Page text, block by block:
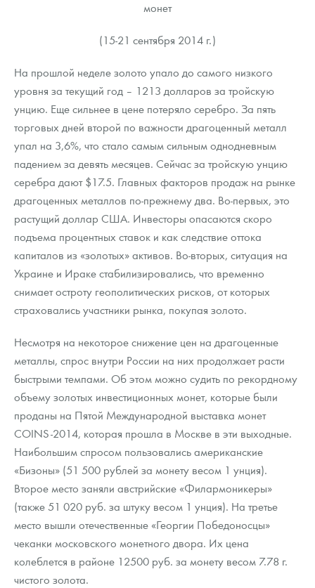
монет
(15-21 сентября 2014 г.)
На прошлой неделе золото упало до самого низкого
уровня за текущий год – 1213 долларов за тройскую
унцию. Еще сильнее в цене потеряло серебро. За пять
торговых дней второй по важности драгоценный металл
упал на 3,6%, что стало самым сильным однодневным
падением за девять месяцев. Сейчас за тройскую унцию
серебра дают $17.5. Главных факторов продаж на рынке
драгоценных металлов по-прежнему два. Во-первых, это
растущий доллар США. Инвесторы опасаются скоро
подъема процентных ставок и как следствие оттока
капиталов из «золотых» активов. Во-вторых, ситуация на
Украине и Ираке стабилизировались, что временно
снимает остроту геополитических рисков, от которых
страховались участники рынка, покупая золото.
Несмотря на некоторое снижение цен на драгоценные
металлы, спрос внутри России на них продолжает расти
быстрыми темпами. Об этом можно судить по рекордному
объему золотых инвестиционных монет, которые были
проданы на Пятой Международной выставка монет
COINS-2014, которая прошла в Москве в эти выходные.
Наибольшим спросом пользовались американские
«Бизоны» (51 500 рублей за монету весом 1 унция).
Второе место заняли австрийские «Филармоникеры»
(также 51 020 руб. за штуку весом 1 унция). На третье
место вышли отечественные «Георгии Победоносцы»
чеканки московского монетного двора. Их цена
колеблется в районе 12500 руб. за монету весом 7.78 г.
чистого золота.